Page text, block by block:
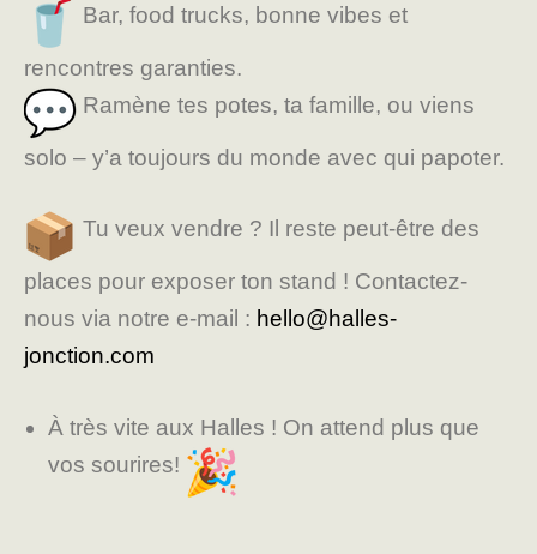
Bar, food trucks, bonne vibes et
rencontres garanties.
Ramène tes potes, ta famille, ou viens
solo – y’a toujours du monde avec qui papoter.
Tu veux vendre ? Il reste peut-être des
places pour exposer ton stand ! Contactez-
nous via notre e-mail : hello@halles-
jonction.com
À très vite aux Halles ! On attend plus que
vos sourires!